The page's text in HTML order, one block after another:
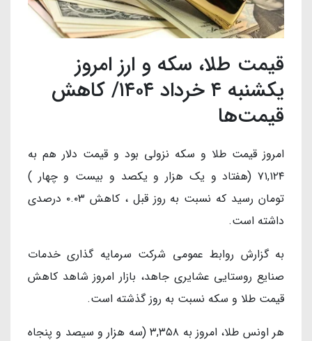
قیمت طلا، سکه و ارز امروز
یکشنبه ۴ خرداد ۱۴۰۴/ کاهش
قیمت‌ها
امروز قیمت طلا و سکه نزولی بود و قیمت دلار هم به
۷۱,۱۲۴ (هفتاد و یک هزار و یکصد و بیست و چهار )
تومان رسید که نسبت به روز قبل ، کاهش ۰.۰۳ درصدی
داشته است.
به گزارش روابط عمومی شرکت سرمایه گذاری خدمات
صنایع روستایی عشایری جاهد، بازار امروز شاهد کاهش
قیمت طلا و سکه نسبت به روز گذشته است.
هر اونس طلا، امروز به ۳,۳۵۸ (سه هزار و سیصد و پنجاه